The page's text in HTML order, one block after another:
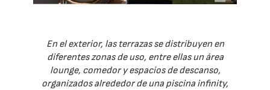
En el exterior, las terrazas se distribuyen en
diferentes zonas de uso, entre ellas un área
lounge, comedor y espacios de descanso,
organizados alrededor de una piscina infinity,